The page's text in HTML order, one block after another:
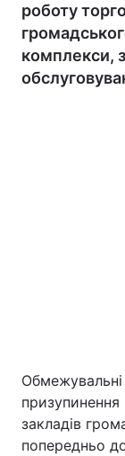
роботу
комплекси,
призупинення
закладів
попередньо